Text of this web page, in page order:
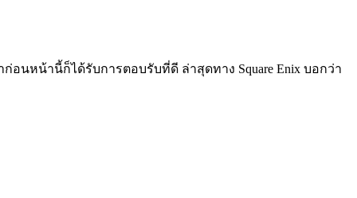
ก่อนหน้านี้ก็ได้รับการตอบรับที่ดี ล่าสุดทาง Square Enix บอกว่า